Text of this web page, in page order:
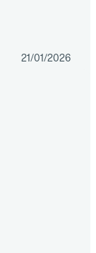
21/01/2026